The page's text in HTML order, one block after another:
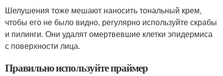
Шелушения тоже мешают наносить тональный крем,
чтобы его не было видно, регулярно используйте скрабы
и пилинги. Они удалят омертвевшие клетки эпидермиса
с поверхности лица.
Правильно используйте праймер